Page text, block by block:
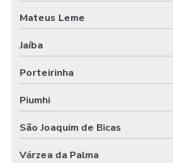
Mateus Leme
Jaíba
Porteirinha
Piumhi
São Joaquim de Bicas
Várzea da Palma